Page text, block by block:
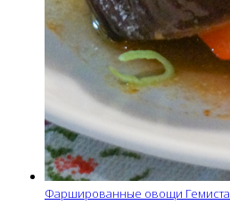
Фаршированные овощи Гемиста